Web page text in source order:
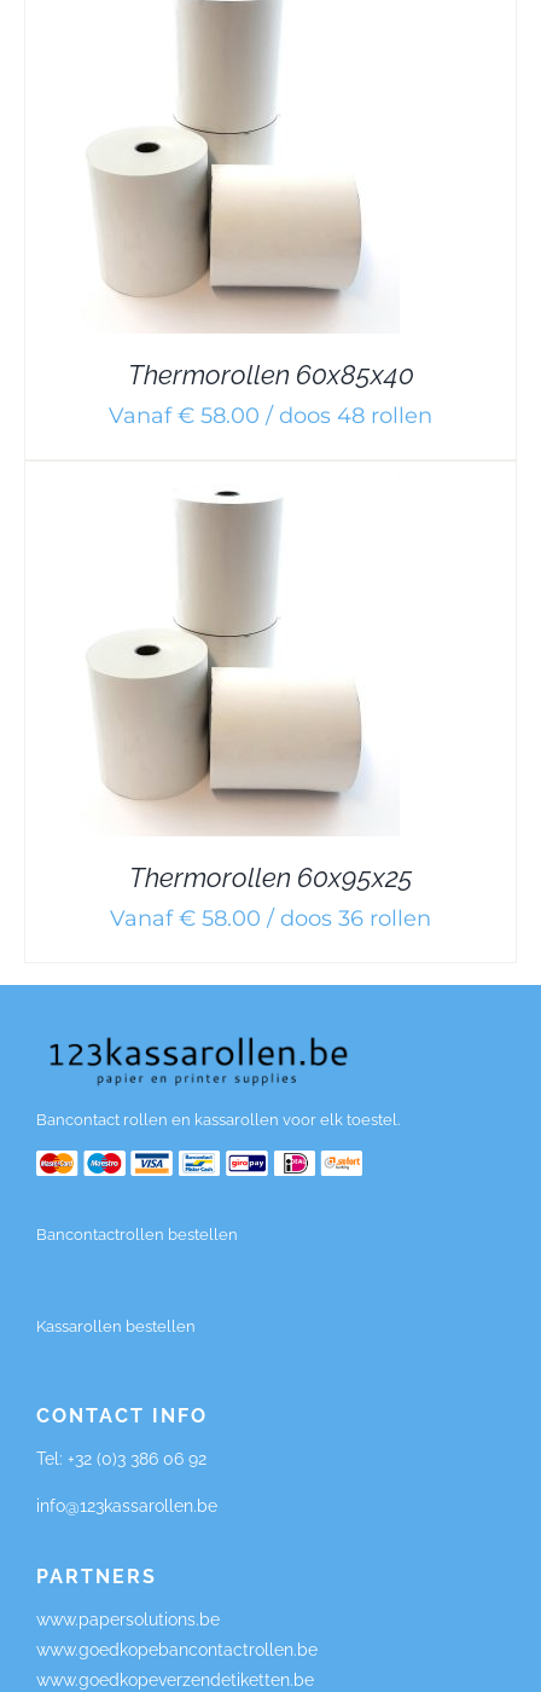
Thermorollen 60x85x40
Vanaf € 58.00 / doos 48 rollen
Thermorollen 60x95x25
Vanaf € 58.00 / doos 36 rollen
Bancontact rollen en kassarollen voor elk toestel.
Bancontactrollen bestellen
Kassarollen bestellen
CONTACT INFO
Tel: +32 (0)3 386 06 92
info@123kassarollen.be
PARTNERS
www.papersolutions.be
www.goedkopebancontactrollen.be
www.goedkopeverzendetiketten.be